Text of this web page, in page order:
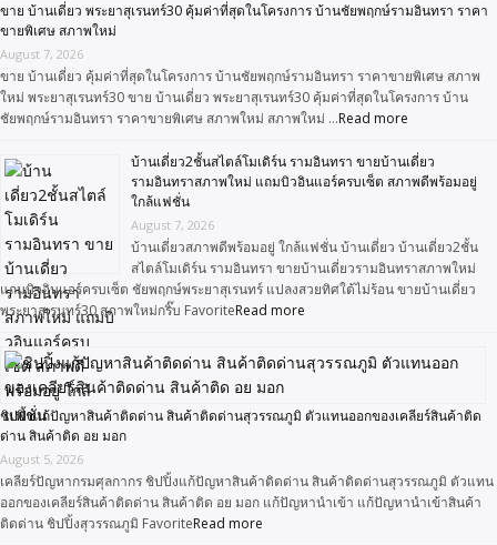
ขาย บ้านเดี่ยว พระยาสุเรนทร์30 คุ้มค่าที่สุดในโครงการ บ้านชัยพฤกษ์รามอินทรา ราคา
ขายพิเศษ สภาพใหม่
August 7, 2026
ขาย บ้านเดี่ยว คุ้มค่าที่สุดในโครงการ บ้านชัยพฤกษ์รามอินทรา ราคาขายพิเศษ สภาพ
ใหม่ พระยาสุเรนทร์30 ขาย บ้านเดี่ยว พระยาสุเรนทร์30 คุ้มค่าที่สุดในโครงการ บ้าน
ชัยพฤกษ์รามอินทรา ราคาขายพิเศษ สภาพใหม่ สภาพใหม่ …Read more
บ้านเดี่ยว2ชั้นสไตล์โมเดิร์น รามอินทรา ขายบ้านเดี่ยว
รามอินทราสภาพใหม่ แถมบิวอินแอร์ครบเซ็ต สภาพดีพร้อมอยู่
ใกล้แฟชั่น
August 7, 2026
บ้านเดี่ยวสภาพดีพร้อมอยู่ ใกล้แฟชั่น บ้านเดี่ยว บ้านเดี่ยว2ชั้น
สไตล์โมเดิร์น รามอินทรา ขายบ้านเดี่ยวรามอินทราสภาพใหม่
แถมบิวอินแอร์ครบเซ็ต ชัยพฤกษ์พระยาสุเรนทร์ แปลงสวยทิศใต้ไม่ร้อน ขายบ้านเดี่ยว
พระยาสุเรนทร์30 สภาพใหม่กริ๊บ FavoriteRead more
ชิปปิ้งแก้ปัญหาสินค้าติดด่าน สินค้าติดด่านสุวรรณภูมิ ตัวแทนออกของเคลียร์สินค้าติด
ด่าน สินค้าติด อย มอก
August 5, 2026
เคลียร์ปัญหากรมศุลกากร ชิปปิ้งแก้ปัญหาสินค้าติดด่าน สินค้าติดด่านสุวรรณภูมิ ตัวแทน
ออกของเคลียร์สินค้าติดด่าน สินค้าติด อย มอก แก้ปัญหานำเข้า แก้ปัญหานำเข้าสินค้า
ติดด่าน ชิปปิ้งสุวรรณภูมิ FavoriteRead more